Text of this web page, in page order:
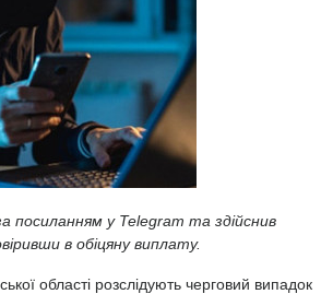
посиланням у Telegram та здійснив
в обіцяну виплату.
області розслідують черговий випадок